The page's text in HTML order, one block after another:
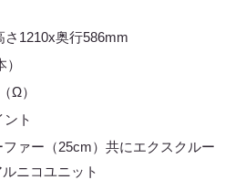
さ1210x奥行586mm
Ω）
ト
ファー（25cm）共にエクスクルー
ニコユニット